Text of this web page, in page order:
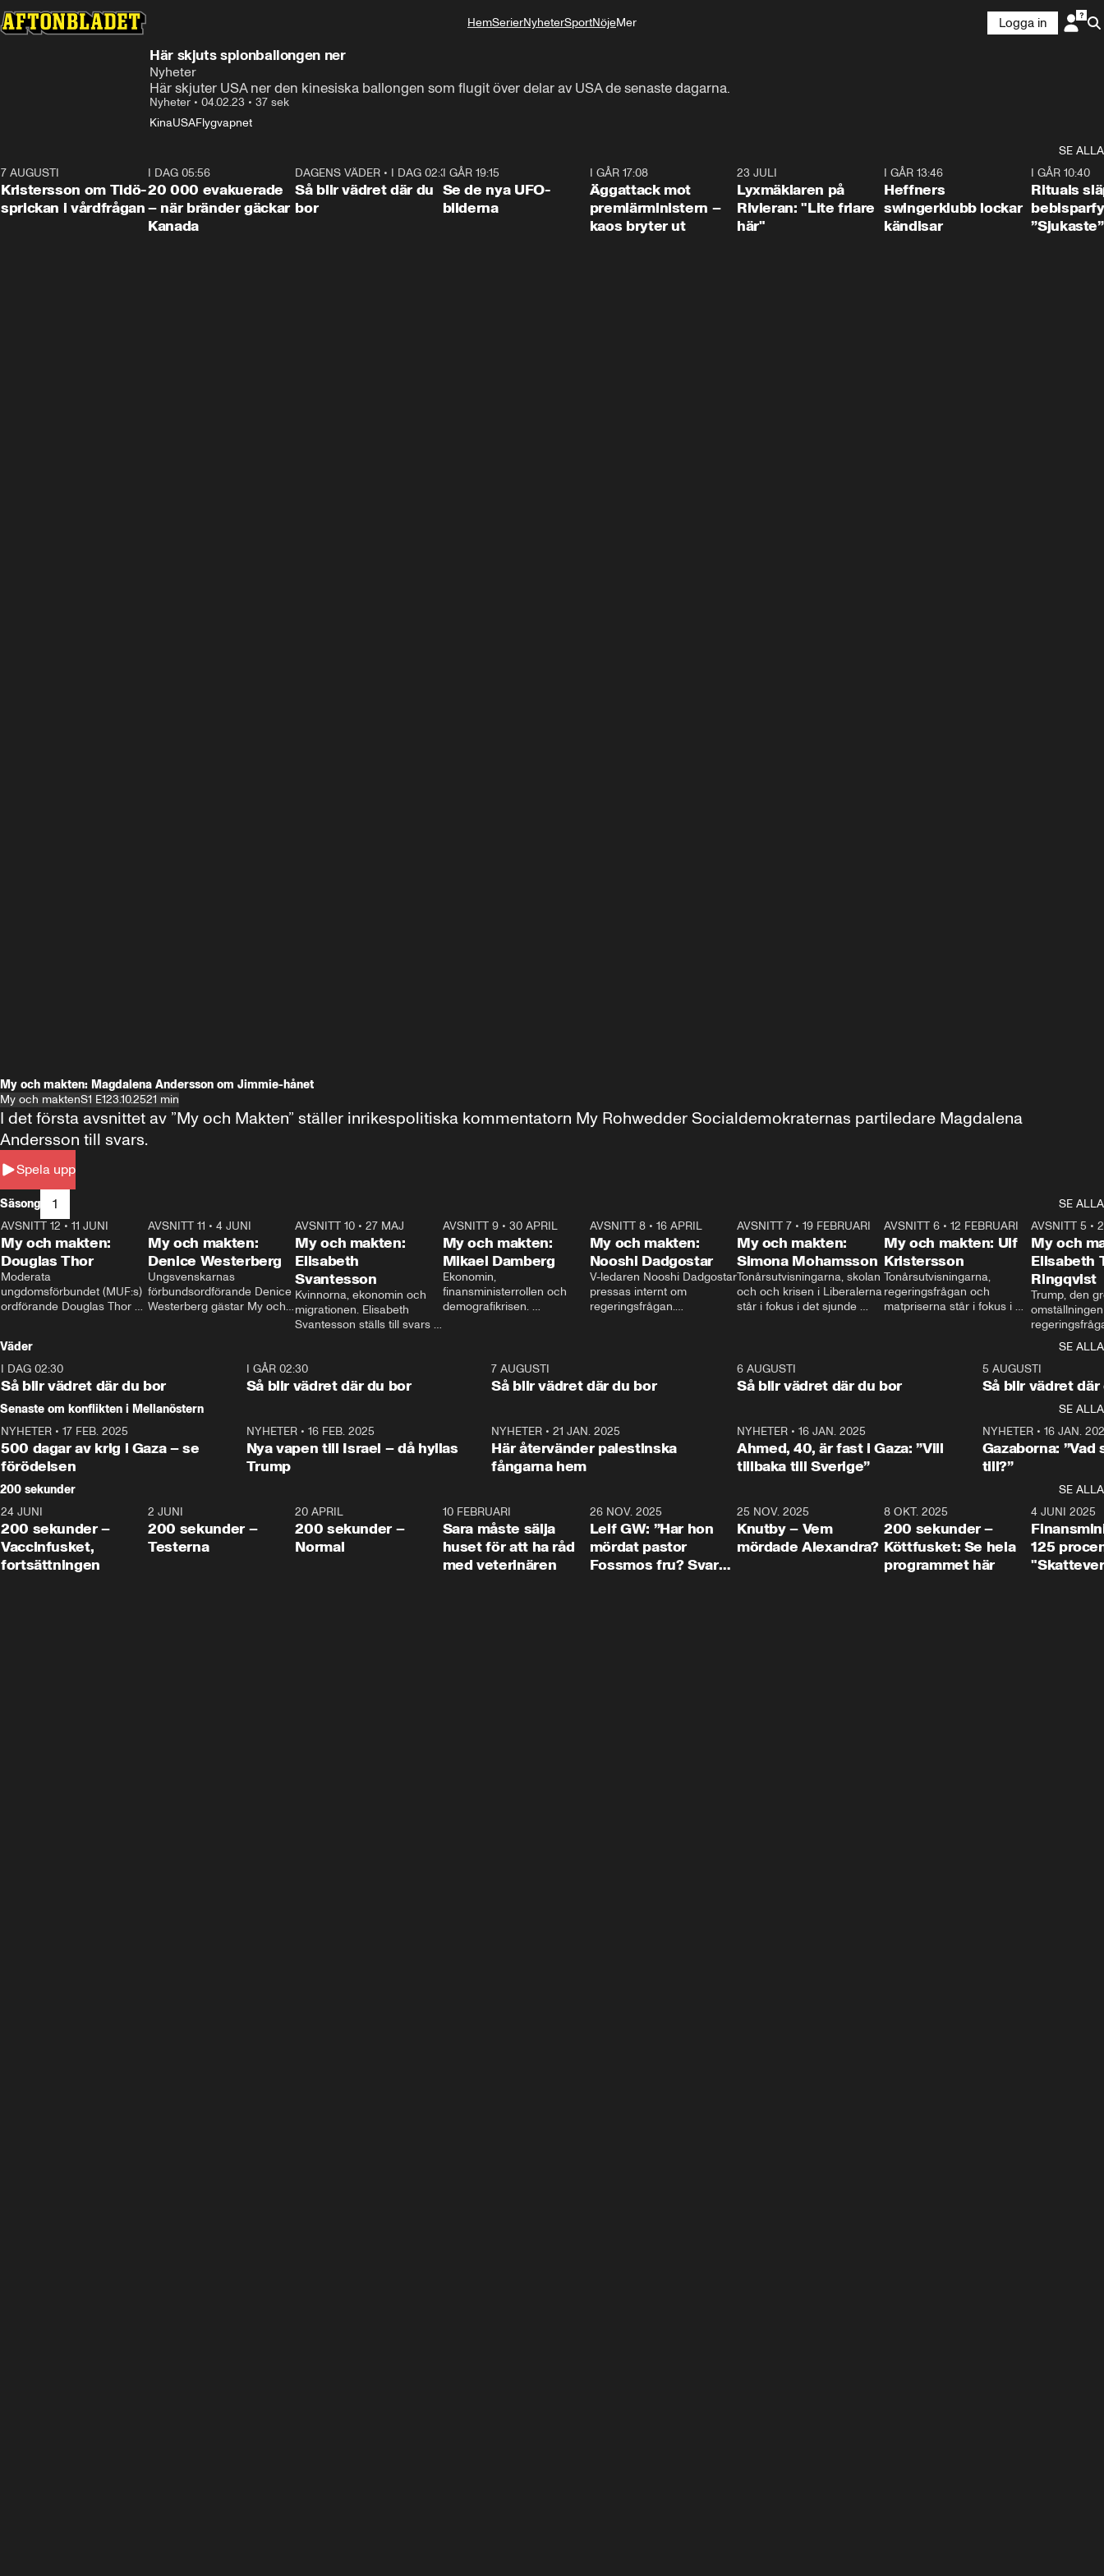
HemSerierNyheterSportNöjeMer
Logga in
Här skjuts spionballongen ner
Nyheter
Här skjuter USA ner den kinesiska ballongen som flugit över delar av USA de senaste dagarna.
Nyheter • 04.02.23 • 37 sek
KinaUSAFlygvapnet
SE ALLA
7 AUGUSTI
Kristersson om Tidö-
sprickan i vårdfrågan
I DAG 05:56
20 000 evakuerade
– när bränder gäckar
Kanada
1:06
DAGENS VÄDER • I DAG 02:30
Så blir vädret där du
bor
I GÅR 19:15
Se de nya UFO-
bilderna
I GÅR 17:08
Äggattack mot
premiärministern –
kaos bryter ut
23 JULI
Lyxmäklaren på
Rivieran: "Lite friare
här"
I GÅR 13:46
Heffners
swingerklubb lockar
kändisar
I GÅR 10:40
Rituals
”Sjukaste”
My och makten: Magdalena Andersson om Jimmie-hånet
My och maktenS1 E123.10.2521 min
Spela upp
I det första avsnittet av ”My och Makten” ställer inrikespolitiska kommentatorn My Rohwedder Socialdemokraternas partiledare Magdalena
Andersson till svars.
Säsong 1
SE ALLA
26:27
AVSNITT 12 • 11 JUNI
My och makten:
Douglas Thor
Moderata
ungdomsförbundet (MUF:s)
ordförande Douglas Thor
tonårsutvisningarna och hur
Moderaterna ska locka
väljare till valet i höst.
23:40
AVSNITT 11 •4 JUNI
My och makten:
Denice Westerberg
Ungsvenskarnas
förbundsordförande Denice
Westerberg gästar My och
AVSNITT 10 •27 MAJ
My och makten:
Elisabeth
Svantesson
Kvinnorna, ekonomin och
migrationen. Elisabeth
Svantesson ställs till svars
AVSNITT 9• 30 APRIL
My och makten:
Mikael Damberg
Ekonomin,
finansministerrollen och
demografikrisen.
och Makten.
AVSNITT 8• 16 APRIL
My och makten:
Nooshi Dadgostar
V-ledaren Nooshi Dadgostar
pressas internt om
regeringsfrågan.
– Vi ställer upp i val. Ska vi
vara med så sitter vi förstås
24:30
AVSNITT 7• 19 FEBRUARI
My och makten:
Simona Mohamsson
Tonårsutvisningarna, skolan
och och krisen i Liberalerna
står i fokus i det sjunde
kommentator My
Rohwedder ställer
utbildnings- och
Mohamsson till svars.
27:30
AVSNITT 6 •12 FEBRUARI
My och makten: Ulf
Kristersson
Tonårsutvisningarna,
regeringsfrågan och
matpriserna står i fokus i
Rohwedder ställer
statsminister Ulf Kristersson
AVSNITT 5 •
My och
Elisabeth
Ringqvist
Trump, den
centrum i
avsnittet av
Makten”. Se
Aftonbladets
Rohwedder
Thand Ring
Väder
SE ALLA
I DAG 02:30
Så blir vädret där du bor
1:06
I GÅR 02:30
Så blir vädret där du bor
7 AUGUSTI
Så blir vädret där du bor
6 AUGUSTI
Så blir vädret där du bor
5 AUGUSTI
Så blir vädret där
Senaste om konflikten i Mellanöstern
SE ALLA
NYHETER • 17 FEB. 2025
500 dagar av krig i Gaza – se
förödelsen
NYHETER• 16 FEB. 2025
Nya vapen till Israel – då hyllas
Trump
NYHETER •21 JAN. 2025
Här återvänder palestinska
fångarna hem
NYHETER• 16 JAN. 2025
Ahmed, 40, är fast i Gaza: ”Vill
tillbaka till Sverige”
NYHETER• 16 JAN.
Gazaborna:
till?”
200 sekunder
SE ALLA
5:00
24 JUNI
200 sekunder –
Vaccinfusket,
fortsättningen
4:23
2 JUNI
200 sekunder –
Testerna
20 APRIL
200 sekunder –
Normal
10 FEBRUARI
Sara måste sälja
huset för att ha råd
med veterinären
26 NOV. 2025
Leif GW: ”Har hon
mördat pastor
Fossmos fru? Svar
31:05
25 NOV. 2025
Knutby – Vem
mördade Alexandra?
4:29
8 OKT. 2025
200 sekunder –
Köttfusket: Se hela
programmet här
4 JUNI 2025
125